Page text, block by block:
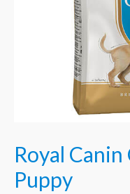
Royal
Puppy